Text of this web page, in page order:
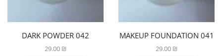
041 MAKEUP FOUNDATION
29.00 ₪
042 DARK POWDER
29.00 ₪